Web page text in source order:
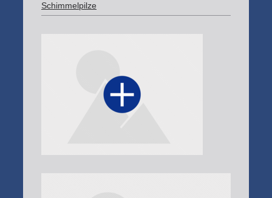
Schimmelpilze